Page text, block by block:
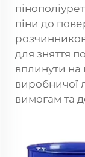
піни до
для зняття
вплинути на
виробничої
вимогам та